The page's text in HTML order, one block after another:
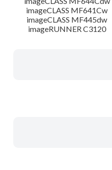
imageCLASS MF641Cw
imageCLASS MF445dw
imageRUNNER C3120